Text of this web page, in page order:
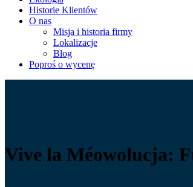
Historie Klientów
O nas
Misja i historia firmy
Lokalizacje
Blog
Poproś o wycenę
Vive la Méowolucja: